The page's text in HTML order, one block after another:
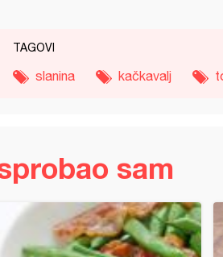
TAGOVI
slanina kačkavalj
sam